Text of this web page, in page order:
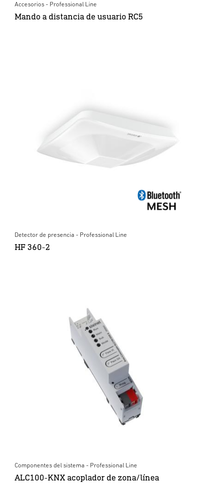
Accesorios - Professional Line
Mando a distancia de usuario RC5
Detector de presencia - Professional Line
HF 360-2
Componentes del sistema - Professional Line
ALC100-KNX acoplador de zona/línea